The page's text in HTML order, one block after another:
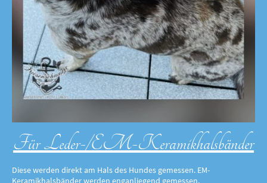
Für Leder-/EM-Keramikhalsbänder
Diese werden direkt am Hals des Hundes gemessen. EM-
Keramikhalsbänder werden enganliegend gemessen.